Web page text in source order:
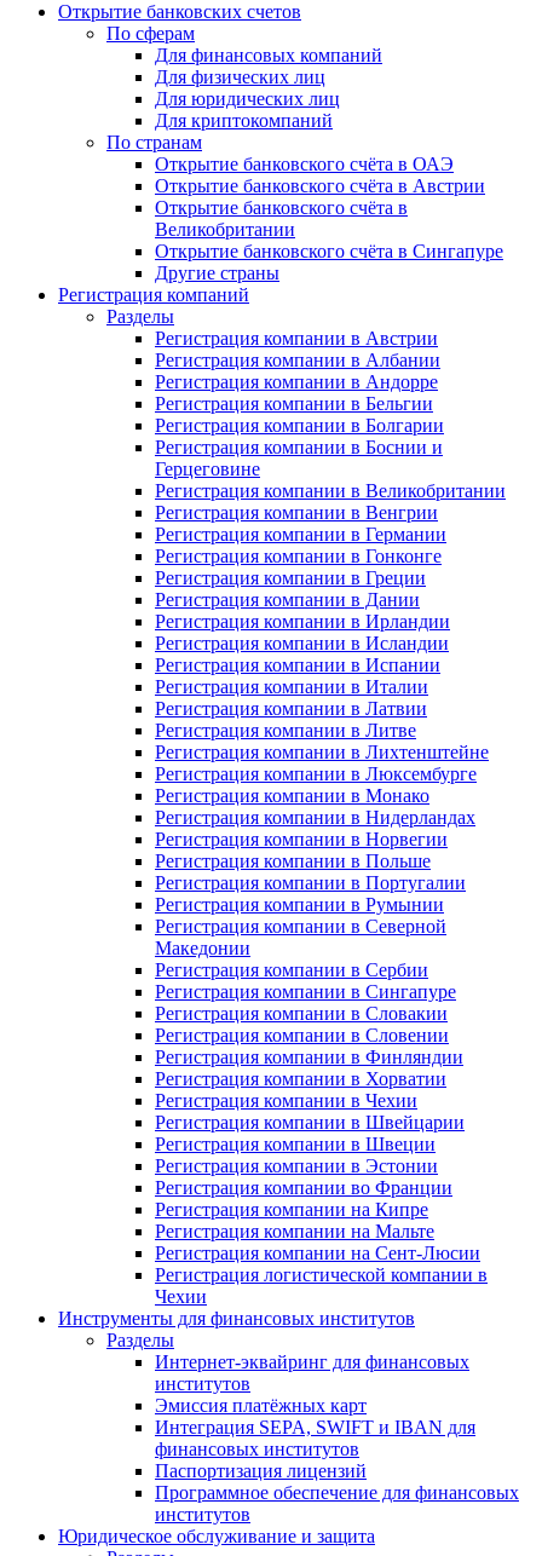
Открытие банковских счетов
По сферам
Для финансовых компаний
Для физических лиц
Для юридических лиц
Для криптокомпаний
По странам
Открытие банковского счёта в ОАЭ
Открытие банковского счёта в Австрии
Открытие банковского счёта в
Великобритании
Открытие банковского счёта в Сингапуре
Другие страны
Регистрация компаний
Разделы
Регистрация компании в Австрии
Регистрация компании в Албании
Регистрация компании в Андорре
Регистрация компании в Бельгии
Регистрация компании в Болгарии
Регистрация компании в Боснии и
Герцеговине
Регистрация компании в Великобритании
Регистрация компании в Венгрии
Регистрация компании в Германии
Регистрация компании в Гонконге
Регистрация компании в Греции
Регистрация компании в Дании
Регистрация компании в Ирландии
Регистрация компании в Исландии
Регистрация компании в Испании
Регистрация компании в Италии
Регистрация компании в Латвии
Регистрация компании в Литве
Регистрация компании в Лихтенштейне
Регистрация компании в Люксембурге
Регистрация компании в Монако
Регистрация компании в Нидерландах
Регистрация компании в Норвегии
Регистрация компании в Польше
Регистрация компании в Португалии
Регистрация компании в Румынии
Регистрация компании в Северной
Македонии
Регистрация компании в Сербии
Регистрация компании в Сингапуре
Регистрация компании в Словакии
Регистрация компании в Словении
Регистрация компании в Финляндии
Регистрация компании в Хорватии
Регистрация компании в Чехии
Регистрация компании в Швейцарии
Регистрация компании в Швеции
Регистрация компании в Эстонии
Регистрация компании во Франции
Регистрация компании на Кипре
Регистрация компании на Мальте
Регистрация компании на Сент-Люсии
Регистрация логистической компании в
Чехии
Инструменты для финансовых институтов
Разделы
Интернет-эквайринг для финансовых
институтов
Эмиссия платёжных карт
Интеграция SEPA, SWIFT и IBAN для
финансовых институтов
Паспортизация лицензий
Программное обеспечение для финансовых
институтов
Юридическое обслуживание и защита